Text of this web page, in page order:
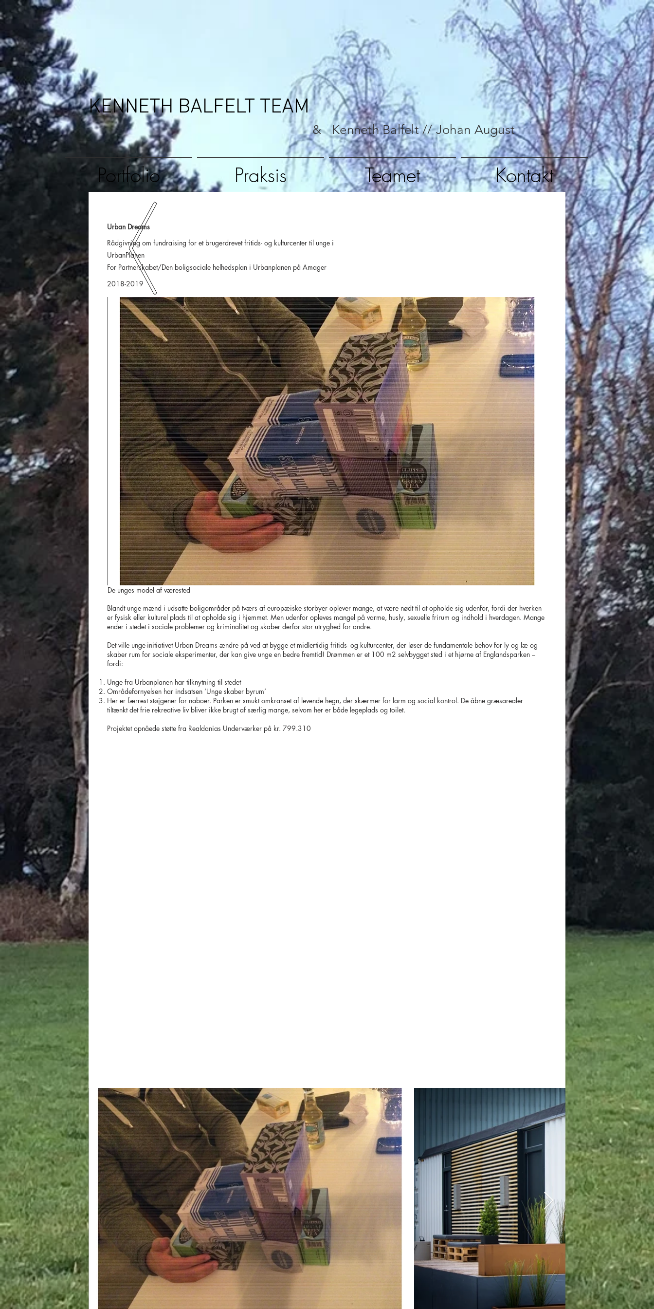
KENNETH BALFELT TEAM
& Kenneth Balfelt // Johan August
Portfolio Praksis Teamet Kontakt
Urban Dreams
Rådgivning om fundraising for et brugerdrevet fritids- og kulturcenter til unge i
UrbanPlanen
For Partnerskabet/Den boligsociale helhedsplan i Urbanplanen på Amager
2018-2019
De unges model af værested
Blandt unge mænd i udsatte boligområder på tværs af europæiske storbyer oplever mange, at være nødt til at opholde sig udenfor, fordi der hverken
er fysisk eller kulturel plads til at opholde sig i hjemmet. Men udenfor opleves mangel på varme, husly, sexuelle frirum og indhold i hverdagen. Mange
ender i stedet i sociale problemer og kriminalitet og skaber derfor stor utryghed for andre.
Det ville unge-initiativet Urban Dreams ændre på ved at bygge et midlertidig fritids- og kulturcenter, der løser de fundamentale behov for ly og læ og
skaber rum for sociale eksperimenter, der kan give unge en bedre fremtid! Drømmen er et 100 m2 selvbygget sted i et hjørne af Englandsparken –
fordi:
Unge fra Urbanplanen har tilknytning til stedet
Områdefornyelsen har indsatsen ’Unge skaber byrum’
Her er færrest støjgener for naboer. Parken er smukt omkranset af levende hegn, der skærmer for larm og social kontrol. De åbne græsarealer
tiltænkt det frie rekreative liv bliver ikke brugt af særlig mange, selvom her er både legeplads og toilet.
Projektet opnåede støtte fra Realdanias Underværker på kr. 799.310